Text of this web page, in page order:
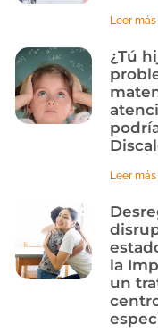
Leer más
¿Tú
Leer más
la
un